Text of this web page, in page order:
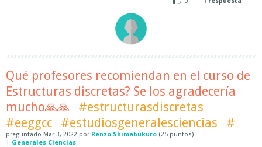
Qué profesores recomiendan en el curso de
Estructuras discretas? Se los agradecería
mucho🙏🙏
#estructurasdiscretas
#eeggcc
#estudiosgeneralesciencias #
preguntado Mar 3, 2022 por Renzo Shimabukuro (25 puntos)
| Generales Ciencias